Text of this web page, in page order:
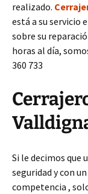
realizado.
está a su servicio
sobre su
horas al día,
360 733
Si le decimos que
seguridad y con
competencia ,